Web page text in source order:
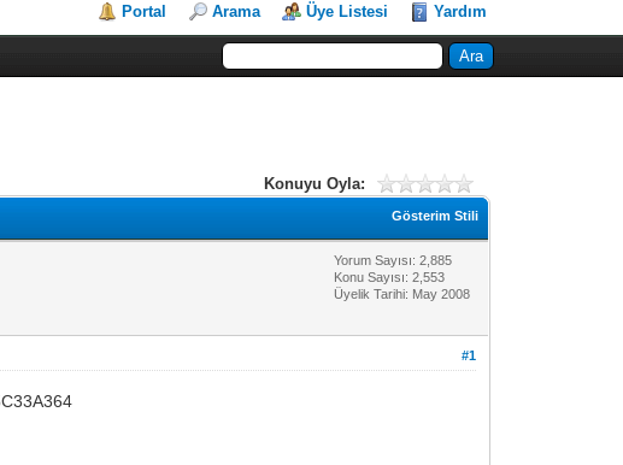
Portal Arama Üye Listesi Yardım
Konuyu Oyla:
Gösterim Stili
Yorum Sayısı: 2,885
Konu Sayısı: 2,553
Üyelik Tarihi: May 2008
#1